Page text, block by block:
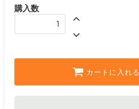
購入数
カートに入れる